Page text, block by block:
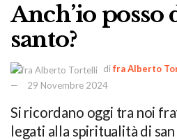
Anch’io posso
santo?
difra Alberto
29 Novembre 2024
Si ricordano oggi tra noi
legati alla spiritualità di san